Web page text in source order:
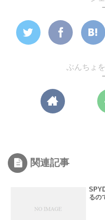
ぶんちょ
関連記事
るの